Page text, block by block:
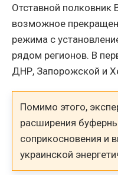
Отставной полковник
возможное
режима с
рядом регионов. В
ДНР, Запорожской и
Помимо этого,
расширения
соприкосновения и
украинской